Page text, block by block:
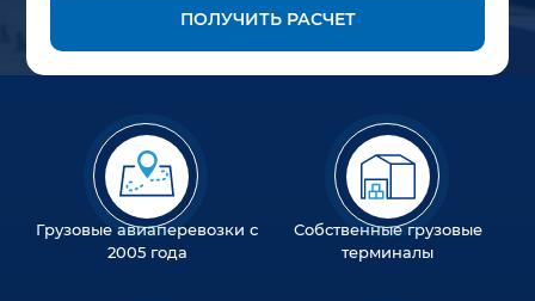
ПОЛУЧИТЬ РАСЧЕТ
Грузовые авиаперевозки с
2005 года
Собственные грузовые
терминалы